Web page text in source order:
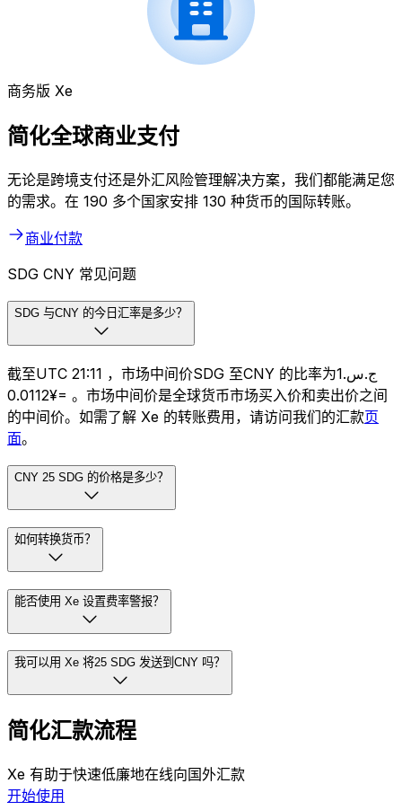
商务版 Xe
简化全球商业支付
无论是跨境支付还是外汇风险管理解决方案，我们都能满足您
的需求。在 190 多个国家安排 130 种货币的国际转账。
商业付款
SDG CNY 常见问题
SDG 与CNY 的今日汇率是多少？
截至UTC 21:11 ，市场中间价SDG 至CNY 的比率为ج.س.1
=¥0.0112 。市场中间价是全球货币市场买入价和卖出价之间
的中间价。如需了解 Xe 的转账费用，请访问我们的汇款页
面。
CNY 25 SDG 的价格是多少？
如何转换货币？
能否使用 Xe 设置费率警报？
我可以用 Xe 将25 SDG 发送到CNY 吗？
简化汇款流程
Xe 有助于快速低廉地在线向国外汇款
开始使用